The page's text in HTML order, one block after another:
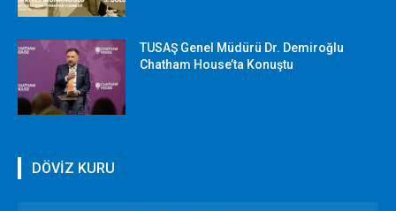
TUSAŞ Genel Müdürü Dr. Demiroğlu
Chatham House’ta Konuştu
DÖVİZ KURU